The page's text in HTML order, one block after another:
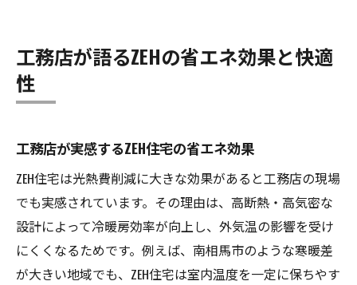
工務店が語るZEHの省エネ効果と快適
性
工務店が実感するZEH住宅の省エネ効果
ZEH住宅は光熱費削減に大きな効果があると工務店の現場
でも実感されています。その理由は、高断熱・高気密な
設計によって冷暖房効率が向上し、外気温の影響を受け
にくくなるためです。例えば、南相馬市のような寒暖差
が大きい地域でも、ZEH住宅は室内温度を一定に保ちやす